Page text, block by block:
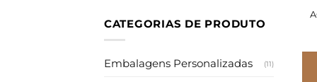
CATEGORIAS DE PRODUTO
Embalagens Personalizadas (11)